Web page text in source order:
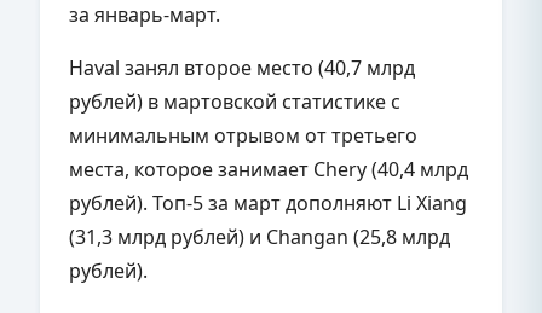
за январь-март.
Haval занял второе место (40,7 млрд
рублей) в мартовской статистике с
минимальным отрывом от третьего
места, которое занимает Chery (40,4 млрд
рублей). Топ-5 за март дополняют Li Xiang
(31,3 млрд рублей) и Changan (25,8 млрд
рублей).